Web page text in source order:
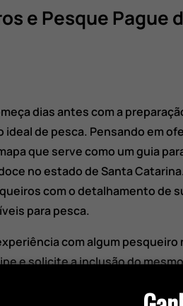
e Pesque Pague
dias antes com a
ideal de pesca. Pensando em
que serve como um guia
no estado de Santa
com o detalhamento de
para pesca.
com algum
e solicite a inclusão do